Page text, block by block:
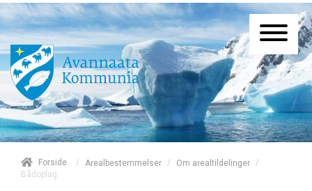
Forside / Arealbestemmelser / Om arealtildelinger
/
Bådoplag